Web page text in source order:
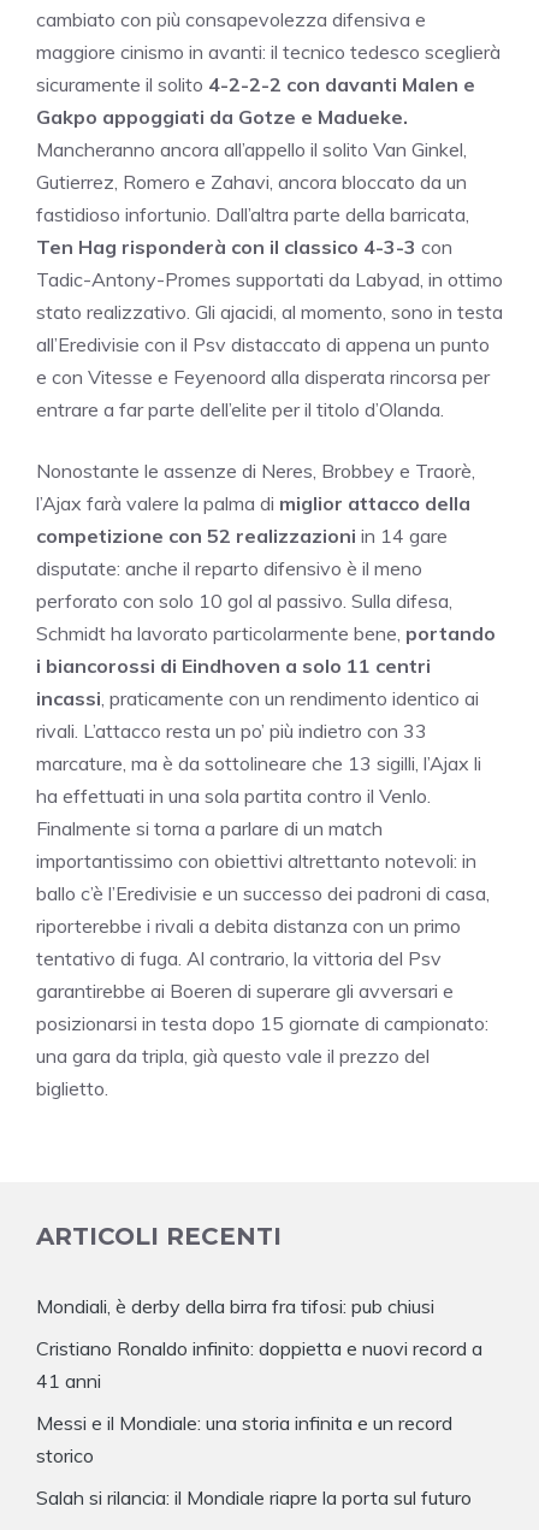
cambiato con più consapevolezza difensiva e
maggiore cinismo in avanti: il tecnico tedesco sceglierà
sicuramente il solito 4-2-2-2 con davanti Malen e
Gakpo appoggiati da Gotze e Madueke.
Mancheranno ancora all’appello il solito Van Ginkel,
Gutierrez, Romero e Zahavi, ancora bloccato da un
fastidioso infortunio. Dall’altra parte della barricata,
Ten Hag risponderà con il classico 4-3-3 con
Tadic-Antony-Promes supportati da Labyad, in ottimo
stato realizzativo. Gli ajacidi, al momento, sono in testa
all’Eredivisie con il Psv distaccato di appena un punto
e con Vitesse e Feyenoord alla disperata rincorsa per
entrare a far parte dell’elite per il titolo d’Olanda.
Nonostante le assenze di Neres, Brobbey e Traorè,
l’Ajax farà valere la palma di miglior attacco della
competizione con 52 realizzazioni in 14 gare
disputate: anche il reparto difensivo è il meno
perforato con solo 10 gol al passivo. Sulla difesa,
Schmidt ha lavorato particolarmente bene, portando
i biancorossi di Eindhoven a solo 11 centri
incassi, praticamente con un rendimento identico ai
rivali. L’attacco resta un po’ più indietro con 33
marcature, ma è da sottolineare che 13 sigilli, l’Ajax li
ha effettuati in una sola partita contro il Venlo.
Finalmente si torna a parlare di un match
importantissimo con obiettivi altrettanto notevoli: in
ballo c’è l’Eredivisie e un successo dei padroni di casa,
riporterebbe i rivali a debita distanza con un primo
tentativo di fuga. Al contrario, la vittoria del Psv
garantirebbe ai Boeren di superare gli avversari e
posizionarsi in testa dopo 15 giornate di campionato:
una gara da tripla, già questo vale il prezzo del
biglietto.
ARTICOLI RECENTI
Mondiali, è derby della birra fra tifosi: pub chiusi
Cristiano Ronaldo infinito: doppietta e nuovi record a
41 anni
Messi e il Mondiale: una storia infinita e un record
storico
Salah si rilancia: il Mondiale riapre la porta sul futuro